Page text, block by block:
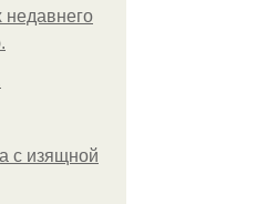
недавнего
с изящной